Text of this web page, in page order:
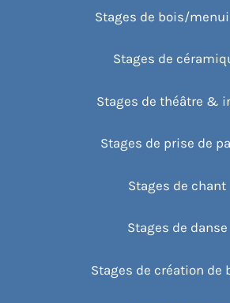
Stages de bois/
Stages de
Stages de théâtre &
Stages de prise de
Stages de chant
Stages de danse
Stages de création de